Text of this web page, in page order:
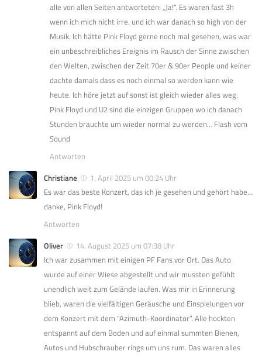
alle von allen Seiten antworteten: „Ja!“. Es waren fast 3h
wenn ich mich nicht irre. und ich war danach so high von der
Musik. Ich hätte Pink Floyd gerne noch mal gesehen, was war
ein unbeschreibliches Ereignis im Rausch der Sinne zwischen
den Welten, zwischen der Zeit 70er & 90er People und keiner
dachte damals dass es noch einmal so werden kann wie
heute. lch höre jetzt auf sonst ist gleich wieder alles weg.
Pink Floyd und U2 sind die einzigen Gruppen wo ich danach
Stunden brauchte um wieder normal zu werden… Flash vom
Sound
Antworten
Christiane
1. April 2025 um 00:24 Uhr
Es war das beste Konzert, das ich je gesehen und gehört habe…
danke, Pink Floyd!
Antworten
Oliver
14. August 2025 um 07:38 Uhr
Ich war zusammen mit einigen PF Fans vor Ort. Das Auto
wurde auf einer Wiese abgestellt und wir mussten gefühlt
unendlich weit zum Gelände laufen. Was mir in Erinnerung
blieb, waren die vielfältigen Geräusche und Einspielungen vor
dem Konzert mit dem “Azimuth-Koordinator”. Alle hockten
entspannt auf dem Boden und auf einmal summten Bienen,
Autos und Hubschrauber rings um uns rum. Das waren alles